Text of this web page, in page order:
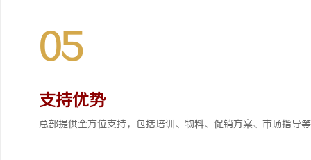
05
支持优势
总部提供全方位支持，包括培训、物料、促销方案、市场指导